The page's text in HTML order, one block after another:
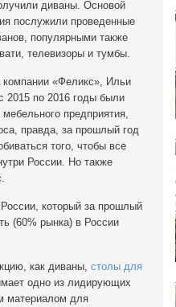
диваны. Основой
послужили проведенные
популярными также
телевизоры и тумбы.
«Феликс», Ильи
2015 по 2016 годы были
предприятия,
правда, за прошлый год
того, чтобы все
России. Но также
который за прошлый
(60% рынка) в России
как диваны, столы для
одно из лидирующих
материалом для